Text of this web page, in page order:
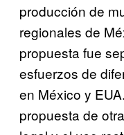
producción de
regionales de
propuesta fue
esfuerzos de
en México y
propuesta de